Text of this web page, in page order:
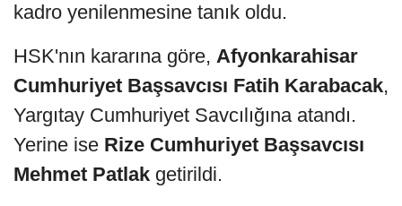
kadro yenilenmesine tanık oldu.
HSK'nın kararına göre, Afyonkarahisar
Cumhuriyet Başsavcısı Fatih Karabacak,
Yargıtay Cumhuriyet Savcılığına atandı.
Yerine ise Rize Cumhuriyet Başsavcısı
Mehmet Patlak getirildi.